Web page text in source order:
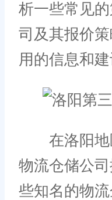
析一些常见
司及其报价
用的信息和建
在洛阳地
物流仓储公
些知名的物